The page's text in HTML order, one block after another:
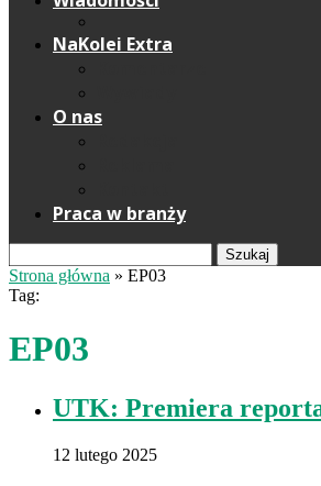
NaKolei Extra
O nas
Praca w branży
Szukaj
Strona główna » EP03
Tag:
EP03
UTK: Premiera
12 lutego 2025